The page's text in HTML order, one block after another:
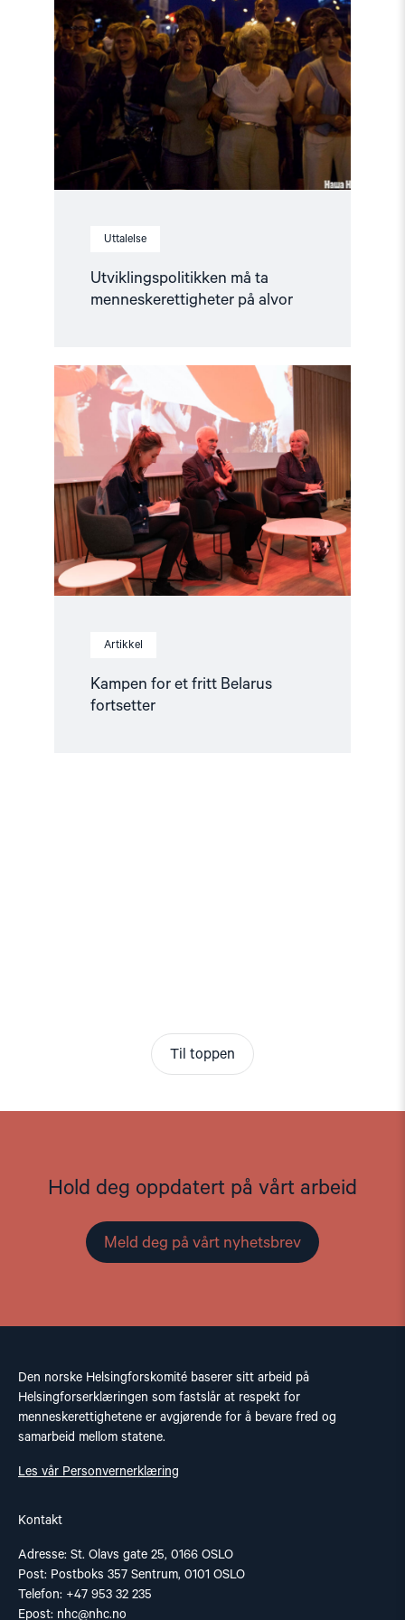
Uttalelse
Utviklingspolitikken må ta
menneskerettigheter på alvor
må
ta
menneskerettigheter
på
alvor"
Artikkel
Kampen for et fritt Belarus
fortsetter
article
"Kampen
for
et
fritt
Belarus
fortsetter"
Til toppen
Hold deg oppdatert på vårt arbeid
Meld deg på vårt nyhetsbrev
Den norske Helsingforskomité baserer sitt arbeid på
Helsingforserklæringen som fastslår at respekt for
menneskerettighetene er avgjørende for å bevare fred og
samarbeid mellom statene.
Les vår Personvernerklæring
Kontakt
Adresse: St. Olavs gate 25, 0166 OSLO
Post: Postboks 357 Sentrum, 0101 OSLO
Telefon: +47 953 32 235
Epost: nhc@nhc.no